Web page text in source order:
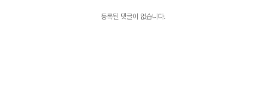
등록된 댓글이 없습니다.